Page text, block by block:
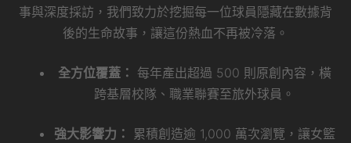
事與深度採訪，我們致力於挖掘每一位球員隱藏在數據背
後的生命故事，讓這份熱血不再被冷落。
全方位覆蓋： 每年產出超過 500 則原創內容，橫
跨基層校隊、職業聯賽至旅外球員。
強大影響力：
累積創造逾 1,000 萬次瀏覽，讓女籃